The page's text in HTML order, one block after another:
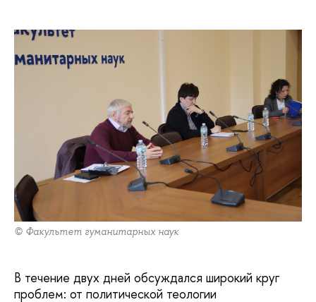
© Факультет гуманитарных наук
В течение двух дней обсуждался широкий круг
проблем: от политической теологии